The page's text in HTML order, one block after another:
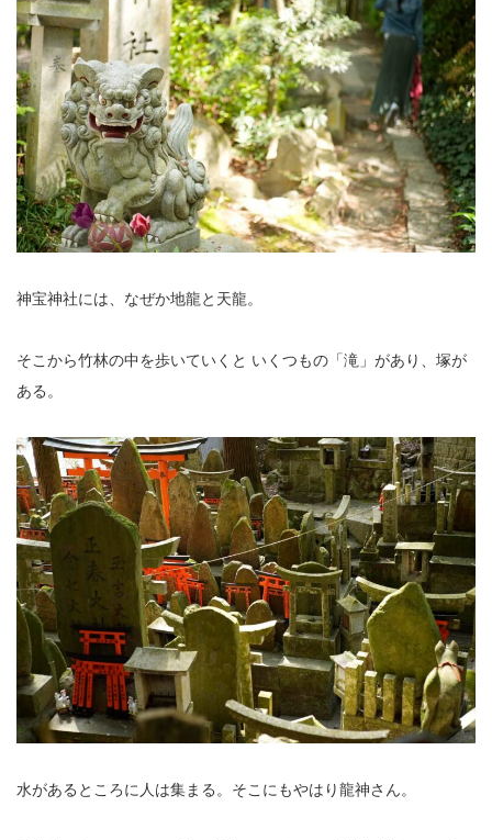
神宝神社には、なぜか地龍と天龍。
そこから竹林の中を歩いていくと いくつもの「滝」があり、塚が
ある。
水があるところに人は集まる。そこにもやはり龍神さん。